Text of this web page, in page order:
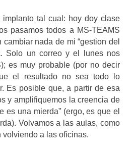
implanto tal cual: hoy doy clase
pasamos todos a MS-TEAMS
nada de mi “gestion del
Solo un correo y el lunes nos
es muy probable (por no decir
el resultado no sea todo lo
Es posible que, a partir de esa
y amplifiquemos la creencia de
es una mierda” (ergo, es que el
Volvamos a las aulas, como
a las oficinas.